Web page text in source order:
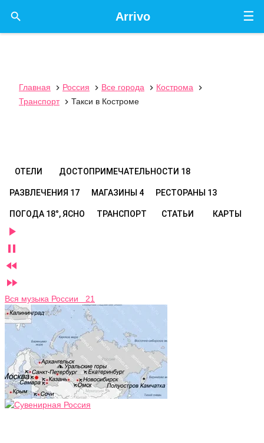
☰
Arrivo

Главная  Россия  Все города  Кострома

Транспорт
 Такси в Костроме
ОТЕЛИ ДОСТОПРИМЕЧАТЕЛЬНОСТИ 18
РАЗВЛЕЧЕНИЯ 17 МАГАЗИНЫ 4 РЕСТОРАНЫ 13
ПОГОДА 18°, ЯСНО ТРАНСПОРТ СТАТЬИ КАРТЫ




Вся музыка России 21